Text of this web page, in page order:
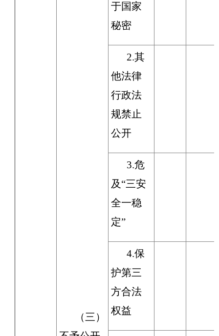
（三）
于国家
秘密
2.其
他法律
行政法
规禁止
公开
3.危
及“三安
全一稳
定”
4.保
护第三
方合法
权益